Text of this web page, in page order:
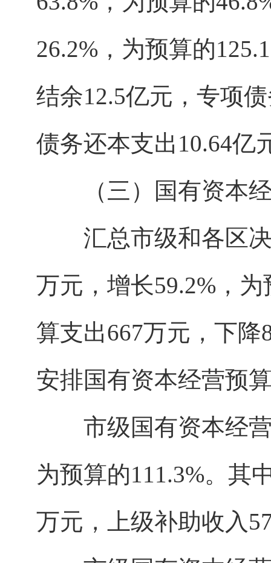
26.2%，为预算的
结余12.5亿元，专项
债务还本支出10.64亿
（三）国有资本经
汇总市级和各区决
万元，增长59.2%，
算支出667万元，下降
安排国有资本经营预
市级国有资本经营
为预算的111.3%。其
万元，上级补助收入